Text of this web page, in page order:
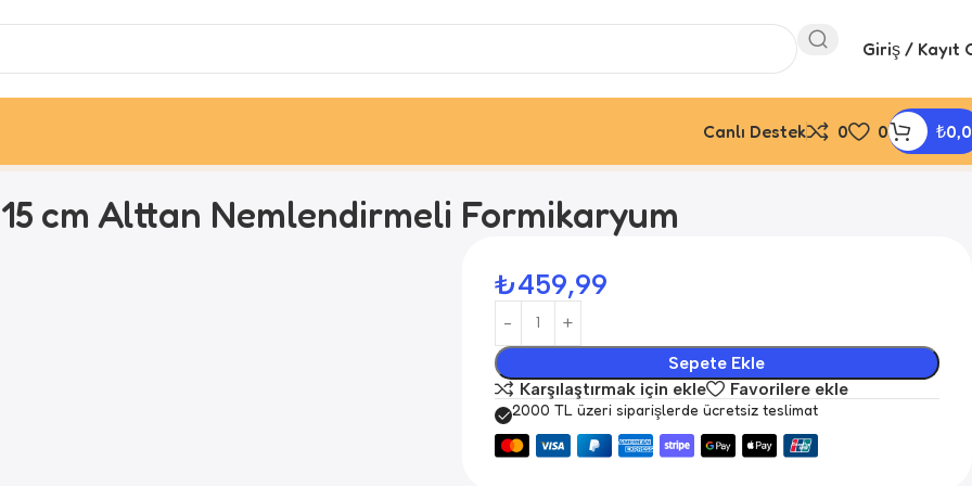
Giriş / Kayıt
Canlı Destek 0 0 ₺
cm Alttan Nemlendirmeli Formikaryum
₺459,99
Sepete Ekle
Karşılaştırmak için ekle
Favorilere ekle
2000 TL üzeri siparişlerde ücretsiz teslimat